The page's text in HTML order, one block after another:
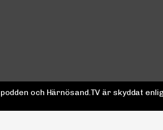
och Härnösand.TV är skyddat